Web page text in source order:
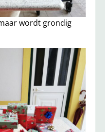
wordt grondig